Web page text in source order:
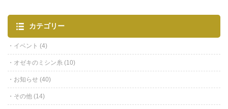
カテゴリー
イベント (4)
オゼキのミシン糸 (10)
お知らせ (40)
その他 (14)